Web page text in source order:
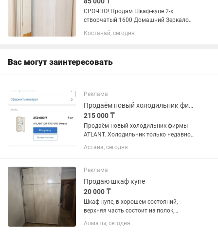
СРОЧНО! Продам Шкаф-купе 2-х
створчатый 1600 Домашний Зеркало/
ЛДСП, Ясень Анкор светлый.
Состояние идеальное, в
размеры указаны на...
Костанай, сегодня
Вас могут заинтересовать
Реклама
Продаём новый холодильник фирмы - ATLANT.
215 000 ₸
Продаём новый холодильник фирмы -
ATLANT. Холодильник только недавно
купили. Продаём, в связи с тем что не
подошёл по размеру. Холодильник
установки в кухонный...
Астана, сегодня
Реклама
Продаю шкаф купе
20 000 ₸
Шкаф купе, в хорошем состояний,
верхняя часть состоит из полок,
нижняя часть штанга глубина 55см,
ширина 160см, высота 240см
Алматы, сегодня